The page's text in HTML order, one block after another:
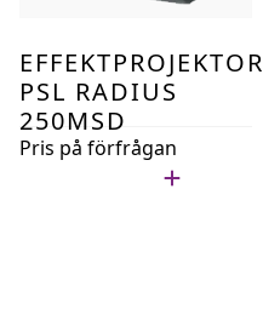
EFFEKTPROJEKTOR
PSL RADIUS
250MSD
Pris på förfrågan